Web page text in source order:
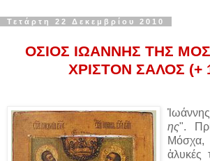
Τετάρτη 22 Δεκεμβρίου 2010
ΟΣΙΟΣ ΙΩΑΝΝΗΣ ΤΗΣ
ΧΡΙΣΤΟΝ ΣΑΛΟΣ (+
ης".
Μόσχα,
ἁλυκές